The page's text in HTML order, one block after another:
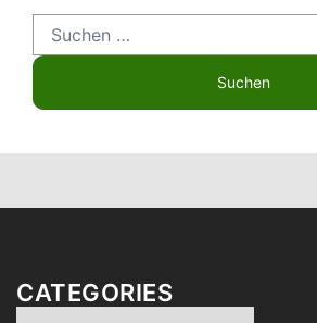
Suchen
nach:
CATEGORIES